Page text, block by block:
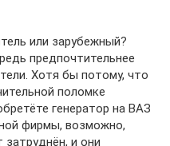
или зарубежный?
предпочтительнее
Хотя бы потому, что
поломке
генератор на ВАЗ
фирмы, возможно,
затруднён, и они